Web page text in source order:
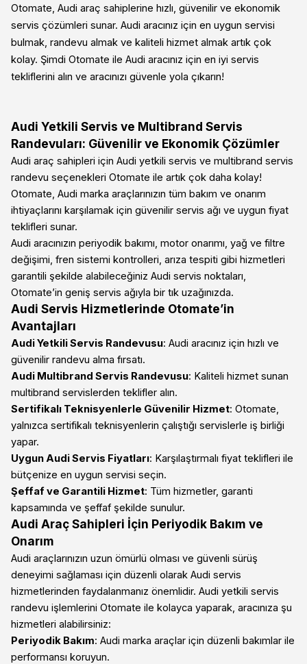
Otomate, Audi araç sahiplerine hızlı, güvenilir ve ekonomik
servis çözümleri sunar. Audi aracınız için en uygun servisi
bulmak, randevu almak ve kaliteli hizmet almak artık çok
kolay. Şimdi Otomate ile Audi aracınız için en iyi servis
tekliflerini alın ve aracınızı güvenle yola çıkarın!
Audi Yetkili Servis ve Multibrand Servis
Randevuları: Güvenilir ve Ekonomik Çözümler
Audi araç sahipleri için Audi yetkili servis ve multibrand servis
randevu seçenekleri Otomate ile artık çok daha kolay!
Otomate, Audi marka araçlarınızın tüm bakım ve onarım
ihtiyaçlarını karşılamak için güvenilir servis ağı ve uygun fiyat
teklifleri sunar.
Audi aracınızın periyodik bakımı, motor onarımı, yağ ve filtre
değişimi, fren sistemi kontrolleri, arıza tespiti gibi hizmetleri
garantili şekilde alabileceğiniz Audi servis noktaları,
Otomate’in geniş servis ağıyla bir tık uzağınızda.
Audi Servis Hizmetlerinde Otomate’in
Avantajları
Audi Yetkili Servis Randevusu: Audi aracınız için hızlı ve
güvenilir randevu alma fırsatı.
Audi Multibrand Servis Randevusu: Kaliteli hizmet sunan
multibrand servislerden teklifler alın.
Sertifikalı Teknisyenlerle Güvenilir Hizmet: Otomate,
yalnızca sertifikalı teknisyenlerin çalıştığı servislerle iş birliği
yapar.
Uygun Audi Servis Fiyatları: Karşılaştırmalı fiyat teklifleri ile
bütçenize en uygun servisi seçin.
Şeffaf ve Garantili Hizmet: Tüm hizmetler, garanti
kapsamında ve şeffaf şekilde sunulur.
Audi Araç Sahipleri İçin Periyodik Bakım ve
Onarım
Audi araçlarınızın uzun ömürlü olması ve güvenli sürüş
deneyimi sağlaması için düzenli olarak Audi servis
hizmetlerinden faydalanmanız önemlidir. Audi yetkili servis
randevu işlemlerini Otomate ile kolayca yaparak, aracınıza şu
hizmetleri alabilirsiniz:
Periyodik Bakım: Audi marka araçlar için düzenli bakımlar ile
performansı koruyun.